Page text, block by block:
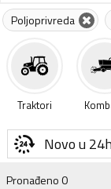
Poljoprivreda
Traktori
Novo u 24h
Pronađeno0